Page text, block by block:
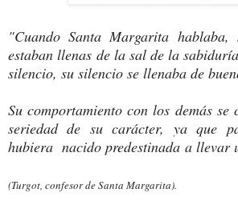
"Cuando Santa Margarita hablaba,
estaban llenas de la sal de la
silencio, su silencio se llenaba de
Su comportamiento con los demás se
seriedad de su carácter, ya que
hubiera nacido predestinada a llevar
(Turgot, confesor de Santa Margarita).